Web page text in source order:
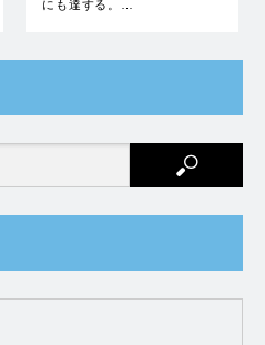
にも達する。…